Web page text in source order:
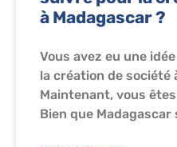
à Madagascar ?
Vous avez eu une
la création de société
Maintenant, vous
Bien que Madagascar